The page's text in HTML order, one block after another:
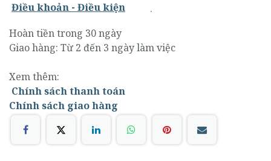
Điều khoản - Điều kiện .
Hoàn tiền trong 30 ngày
Giao hàng: Từ 2 đến 3 ngày làm việc
Xem thêm:
Chính sách thanh toán
Chính sách giao hàng